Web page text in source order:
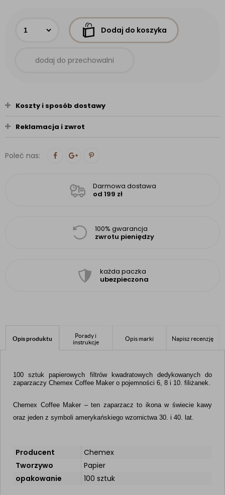
Dodaj do koszyka
dodaj do przechowalni
Koszty i sposób dostawy
Reklamacja i zwrot
Poleć nas:
Darmowa dostawa
od 199 zł
100% gwarancja
zwrotu pieniędzy
każda paczka
ubezpieczona
Opis produktu
Porady i
instrukcje
Opis marki Napisz recenzję
100 sztuk papierowych filtrów kwadratowych dedykowanych do
zaparzaczy Chemex Coffee Maker o pojemności 6, 8 i 10. filiżanek.
Chemex Coffee Maker – ten zaparzacz to ikona w świecie kawy
oraz jeden z symboli amerykańskiego wzornictwa 30. i 40. lat.
Producent
Chemex
Tworzywo
Papier
opakowanie
100 sztuk